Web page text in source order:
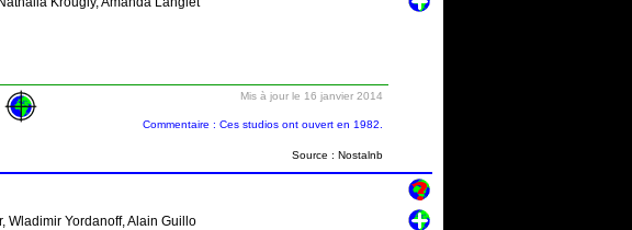
Mis à jour le 16 janvier 2014
Commentaire : Ces studios ont ouvert en 1982.
Source : Nostalnb
Wladimir Yordanoff, Alain Guillo